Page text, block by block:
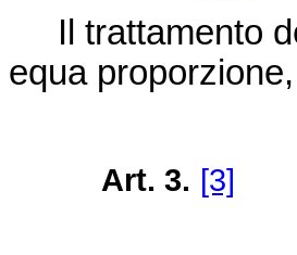
Il trattamento
equa
Art. 3. [3]